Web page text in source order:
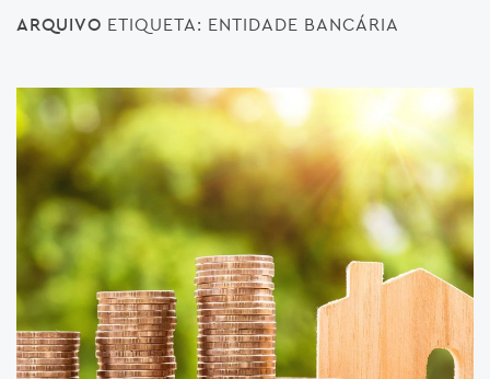
ARQUIVO ETIQUETA: ENTIDADE BANCÁRIA